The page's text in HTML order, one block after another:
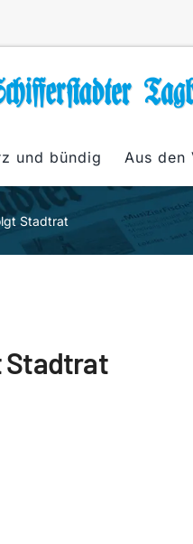
und bündig Aus den
Stadtrat
Stadtrat